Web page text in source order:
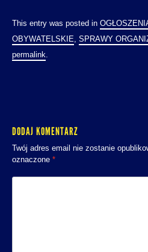
This entry was posted in
OBYWATELSKIE SPRAWY
permalink
DODAJ KOMENTARZ
Twój adres email nie zostanie
oznaczone *